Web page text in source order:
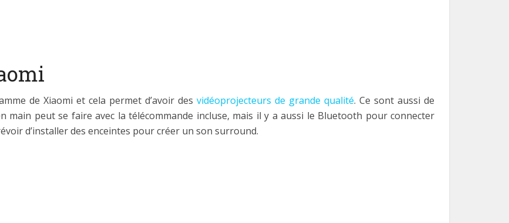
de Xiaomi et cela permet d’avoir des vidéoprojecteurs de grande qualité. Ce sont aussi de
main peut se faire avec la télécommande incluse, mais il y a aussi le Bluetooth pour connecter
d’installer des enceintes pour créer un son surround.